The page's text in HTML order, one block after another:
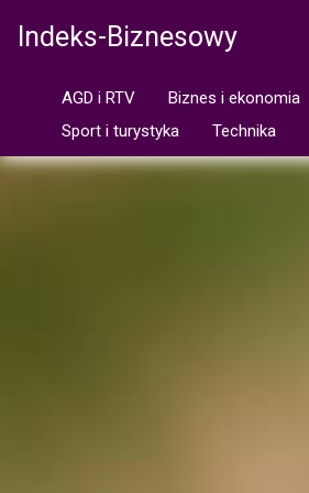
Indeks-Biznesowy
AGD i RTV Biznes i ekonomia
Sport i turystyka
Technika